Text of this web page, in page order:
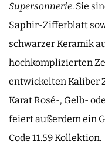
Supersonnerie. Sie
Saphir-Zifferblatt
schwarzer Keramik
hochkomplizierten
entwickelten Kaliber
Karat Rosé-, Gelb-
feiert außerdem ein
Code 11.59 Kollektion.